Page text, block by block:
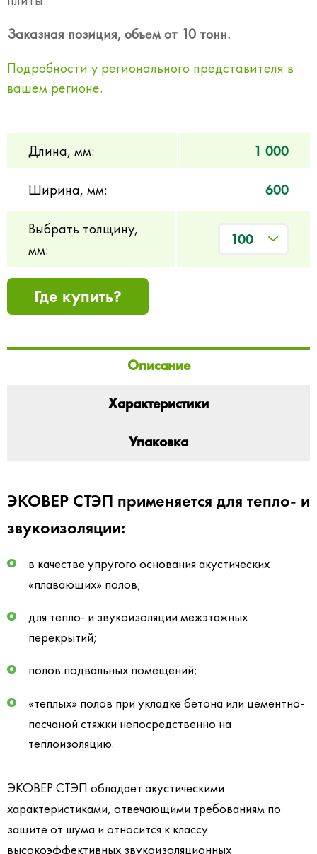
Заказная позиция, объем от 10 тонн.
Подробности у регионального представителя в
вашем регионе.
Длина, мм: 1 000
Ширина, мм: 600
Выбрать толщину,
мм:
100
Где купить?
Описание
Характеристики
Упаковка
ЭКОВЕР СТЭП применяется для тепло- и
звукоизоляции:
в качестве упругого основания акустических
«плавающих» полов;
для тепло- и звукоизоляции межэтажных
перекрытий;
полов подвальных помещений;
«теплых» полов при укладке бетона или цементно-
песчаной стяжки непосредственно на
теплоизоляцию.
ЭКОВЕР СТЭП обладает акустическими
характеристиками, отвечающими требованиям по
защите от шума и относится к классу
высокоэффективных звукоизоляционных